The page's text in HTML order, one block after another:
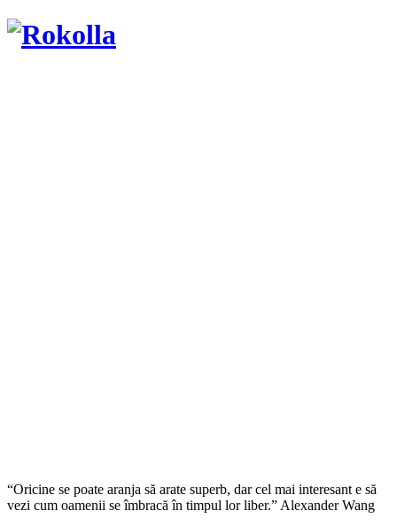
“Oricine se poate aranja să arate superb, dar cel mai interesant e să
vezi cum oamenii se îmbracă în timpul lor liber.” Alexander Wang